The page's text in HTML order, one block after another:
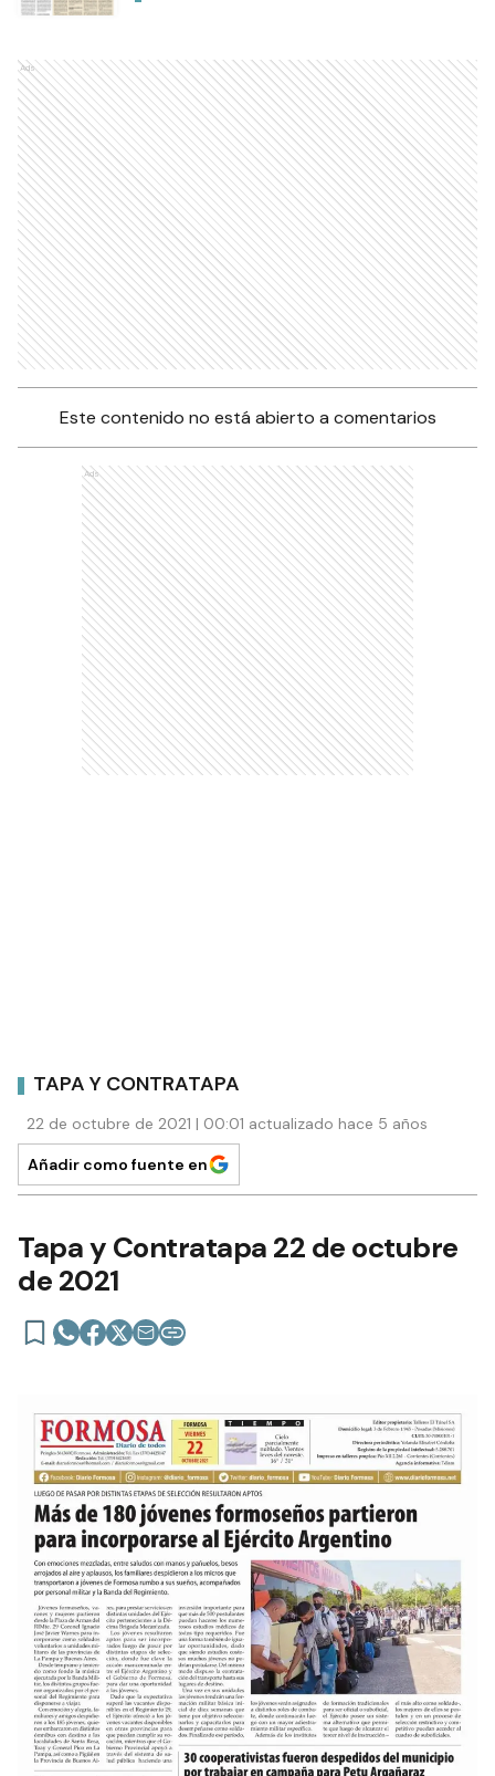
Ads
Este contenido no está abierto a comentarios
Ads
TAPA Y CONTRATAPA
22 de octubre de 2021 | 00:01 actualizado hace 5 años
Añadir como fuente en
Tapa y Contratapa 22 de octubre
de 2021